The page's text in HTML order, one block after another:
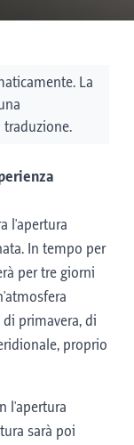
La
traduzione.
l'apertura
In tempo per
per tre giorni
primavera, di
proprio
l'apertura
sarà poi